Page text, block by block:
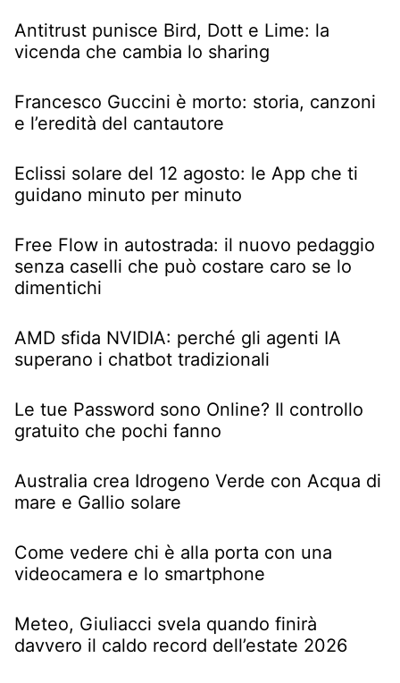
Antitrust punisce Bird, Dott e Lime: la
vicenda che cambia lo sharing
Francesco Guccini è morto: storia, canzoni
e l’eredità del cantautore
Eclissi solare del 12 agosto: le App che ti
guidano minuto per minuto
Free Flow in autostrada: il nuovo pedaggio
senza caselli che può costare caro se lo
dimentichi
AMD sfida NVIDIA: perché gli agenti IA
superano i chatbot tradizionali
Le tue Password sono Online? Il controllo
gratuito che pochi fanno
Australia crea Idrogeno Verde con Acqua di
mare e Gallio solare
Come vedere chi è alla porta con una
videocamera e lo smartphone
Meteo, Giuliacci svela quando finirà
davvero il caldo record dell’estate 2026